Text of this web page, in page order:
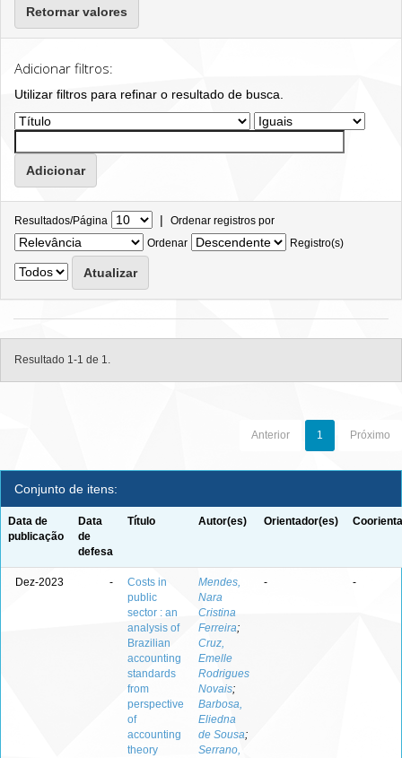
Retornar valores
Adicionar filtros:
Utilizar filtros para refinar o resultado de busca.
Resultados/Página | Ordenar registros por
Ordenar
Registro(s)
Resultado 1-1 de 1.
Anterior 1 Próximo
Conjunto de itens:
Data de
publicação
Data
de
defesa
Título Autor(es) Orientador(es)
Dez-2023 -
Costs in
public
sector : an
analysis of
Brazilian
accounting
standards
from
perspective
of
accounting
theory
Mendes,
Nara
Cristina
Ferreira;
Cruz,
Emelle
Rodrigues
Novais;
Barbosa,
Eliedna
de Sousa;
Serrano,
- -